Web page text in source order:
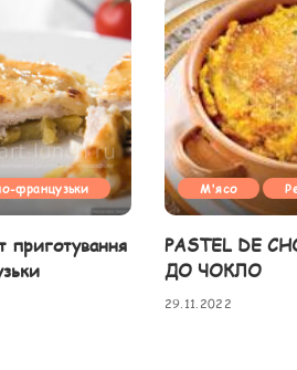
французьки М'ясо
PASTEL DE
ДО ЧОКЛО
29.11.2022